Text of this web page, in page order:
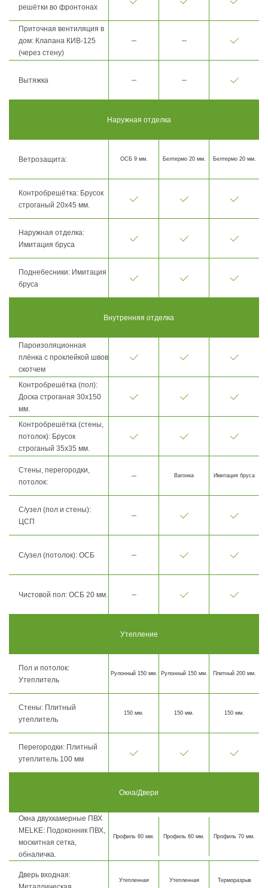
решётки во фронтонах
Приточная вентиляция в
дом: Клапана КИВ-125
(через стену)
Вытяжка
Наружная отделка
Ветрозащита: ОСБ 9 мм. Белтермо 20 мм. Белтермо 20 мм.
Контробрешётка: Брусок
строганый 20х45 мм.
Наружная отделка:
Имитация бруса
Поднебесники: Имитация
бруса
Внутренняя отделка
Пароизоляционная
плёнка с проклейкой швов
скотчем
Контробрешётка (пол):
Доска строганая 30х150
мм.
Контробрешётка (стены,
потолок): Брусок
строганый 35х35 мм.
Стены, перегородки,
потолок:
Вагонка Имитация бруса
С/узел (пол и стены):
ЦСП
С/узел (потолок): ОСБ
Чистовой пол: ОСБ 20 мм.
Утепление
Пол и потолок:
Утеплитель
Рулонный 150 мм. Рулонный 150 мм. Плитный 200 мм.
Стены: Плитный
утеплитель
150 мм. 150 мм. 150 мм.
Перегородки: Плитный
утеплитель 100 мм
Окна/Двери
Окна двухкамерные ПВХ
MELKE: Подоконник ПВХ,
москитная сетка,
обналичка.
Профиль 60 мм. Профиль 60 мм. Профиль 70 мм.
Дверь входная:
Утепленная Утепленная Терморазрыв